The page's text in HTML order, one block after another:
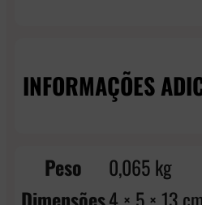
INFORMAÇÕES
Peso
0,065 kg
Dimensões4 × 5 × 13 cm